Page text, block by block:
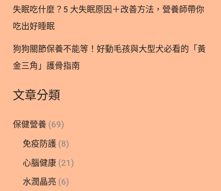
作，慢性腎臟病則是一個緩慢且不可逆的過程。隨著
年紀增長，貓咪的腎
失眠吃什麼？5 大失眠原因＋改善方法，營養師帶你
吃出好睡眠
狗狗關節保養不能等！好動毛孩與大型犬必看的「黃
金三角」護骨指南
文章分類
保健營養 (69)
免疫防護 (8)
心腦健康 (21)
水潤晶亮 (6)